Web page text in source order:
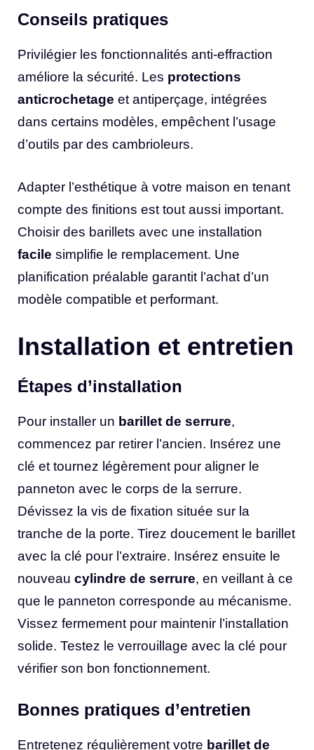
Conseils pratiques
Privilégier les fonctionnalités anti-effraction
améliore la sécurité. Les protections
anticrochetage et antiperçage, intégrées
dans certains modèles, empêchent l’usage
d’outils par des cambrioleurs.
Adapter l’esthétique à votre maison en tenant
compte des finitions est tout aussi important.
Choisir des barillets avec une installation
facile simplifie le remplacement. Une
planification préalable garantit l’achat d’un
modèle compatible et performant.
Installation et entretien
Étapes d’installation
Pour installer un barillet de serrure,
commencez par retirer l’ancien. Insérez une
clé et tournez légèrement pour aligner le
panneton avec le corps de la serrure.
Dévissez la vis de fixation située sur la
tranche de la porte. Tirez doucement le barillet
avec la clé pour l’extraire. Insérez ensuite le
nouveau cylindre de serrure, en veillant à ce
que le panneton corresponde au mécanisme.
Vissez fermement pour maintenir l’installation
solide. Testez le verrouillage avec la clé pour
vérifier son bon fonctionnement.
Bonnes pratiques d’entretien
Entretenez régulièrement votre barillet de